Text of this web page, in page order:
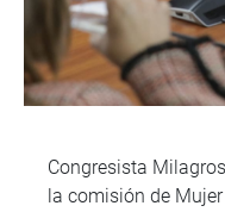
Congresista
la comisión de